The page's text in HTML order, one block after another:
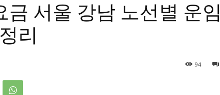
금 서울 강남 노선별 운임
리
94